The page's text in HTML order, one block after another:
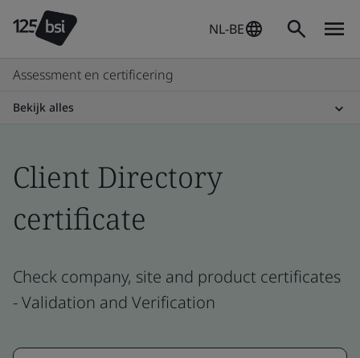
NL-BE
Assessment en certificering
Bekijk alles
Client Directory
certificate
Check company, site and product certificates
- Validation and Verification